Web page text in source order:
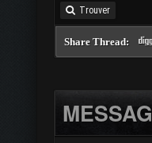
Trouver
Share Thread: